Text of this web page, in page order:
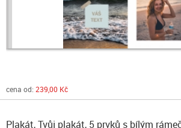
cena od: 239,00 Kč
Plakát, Tvůj plakát, 5 prvků s bílým